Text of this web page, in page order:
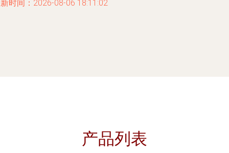
时间：2026-08-06 18:11:02
产品列表